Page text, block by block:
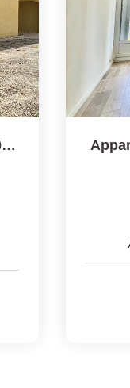
Maison Sur Sous-Sol Complet- 71260 BISSY LA MACONNAISE